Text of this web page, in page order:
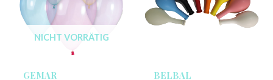
NICHT VORRÄTIG
GEMAR
BELBAL